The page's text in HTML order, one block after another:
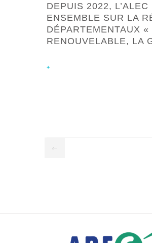
DEPUIS 2022,
ENSEMBLE SUR LA
DÉPARTEMENTAUX
RENOUVELABLE, LA
+
←